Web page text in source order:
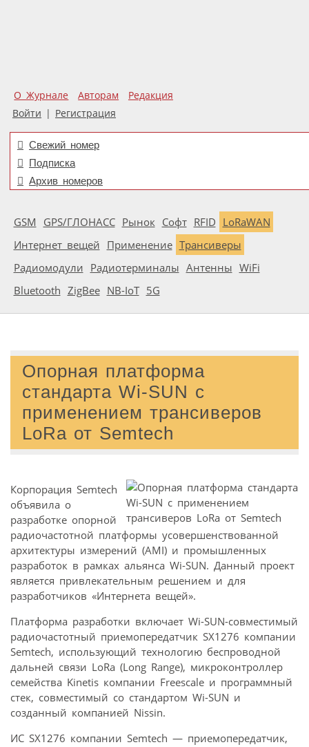
О Журнале Авторам
Редакция
Войти | Регистрация
Свежий номер
Подписка
Архив номеров
GSM GPS/ГЛОНАСС Рынок Софт RFID LoRaWAN
Интернет вещей Применение Трансиверы
Радиомодули Радиотерминалы Антенны WiFi
Bluetooth ZigBee NB-IoT 5G
Опорная платформа
стандарта Wi-SUN с
применением трансиверов
LoRa от Semtech
Корпорация Semtech
объявила о
разработке опорной
радиочастотной платформы усовершенствованной
архитектуры измерений (AMI) и промышленных
разработок в рамках альянса Wi-SUN. Данный проект
является привлекательным решением и для
разработчиков «Интернета вещей».
Платформа разработки включает Wi-SUN-совместимый
радиочастотный приемопередатчик SX1276 компании
Semtech, использующий технологию беспроводной
дальней связи LoRa (Long Range), микроконтроллер
семейства Kinetis компании Freescale и программный
стек, совместимый со стандартом Wi-SUN и
созданный компанией Nissin.
ИС SX1276 компании Semtech — приемопередатчик,